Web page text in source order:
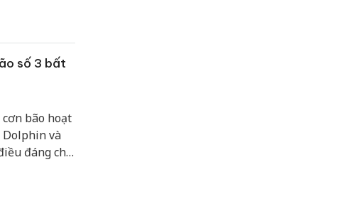
số 3 bất
bão hoạt
và
đáng chú